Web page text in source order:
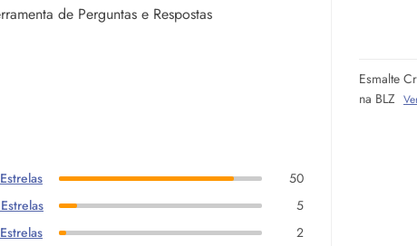
Esmalte
na BLZ
de Perguntas e Respostas
50
5
2